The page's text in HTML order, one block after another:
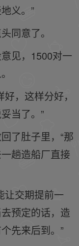
义。”
同意了。
见，1500对一
，这样分好，
当了。”
了肚子里，“那
趟造船厂直接
让交期提前一
预定的话，造
先来后到。”